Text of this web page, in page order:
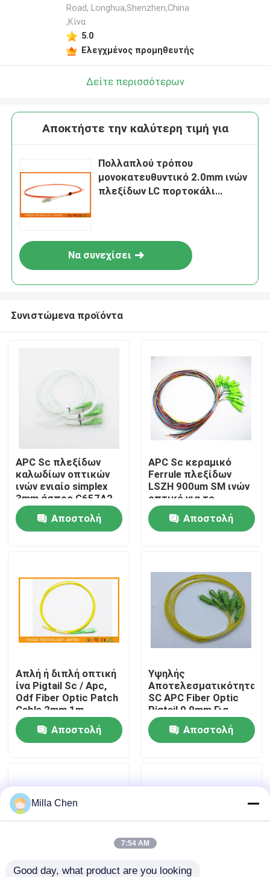
Σπίτι
Περίπου εμείς
Γύρος εργοστασίων
Ποιοτικός έλεγχος
Μας ελάτε σε επαφή με
Περιπτώσεις
Οπτικών Ινών Box Τερματισμός
Road, Longhua,Shenzhen,China
,Κίνα
5.0
Ελεγχμένος προμηθευτής
Δείτε περισσότερων
Αποκτήστε την καλύτερη τιμή για
Πολλαπλού τρόπου
μονοκατευθυντικό 2.0mm ινών
πλεξίδων LC πορτοκάλι
Να συνεχίσει
Συνιστώμενα προϊόντα
APC Sc πλεξίδων
καλωδίων οπτικών
ινών ενιαίο simplex
3mm άσπρο G657A2
LSZH τρόπου
Αποστολή
APC Sc κεραμικό
Ferrule πλεξίδων
LSZH 900um SM ινών
οπτικό για το
κιβώτιο θραυστών
Αποστολή
Απλή ή διπλή οπτική
ίνα Pigtail Sc / Apc,
Odf Fiber Optic Patch
Cable 2mm 1m
Αποστολή
Υψηλής
Αποτελεσματικότητας
SC APC Fiber Optic
Pigtail 0,9mm Για
Δίκτυο Πατσέων
Αποστολή
Milla Chen
7:54 AM
Good day, what product are you looking